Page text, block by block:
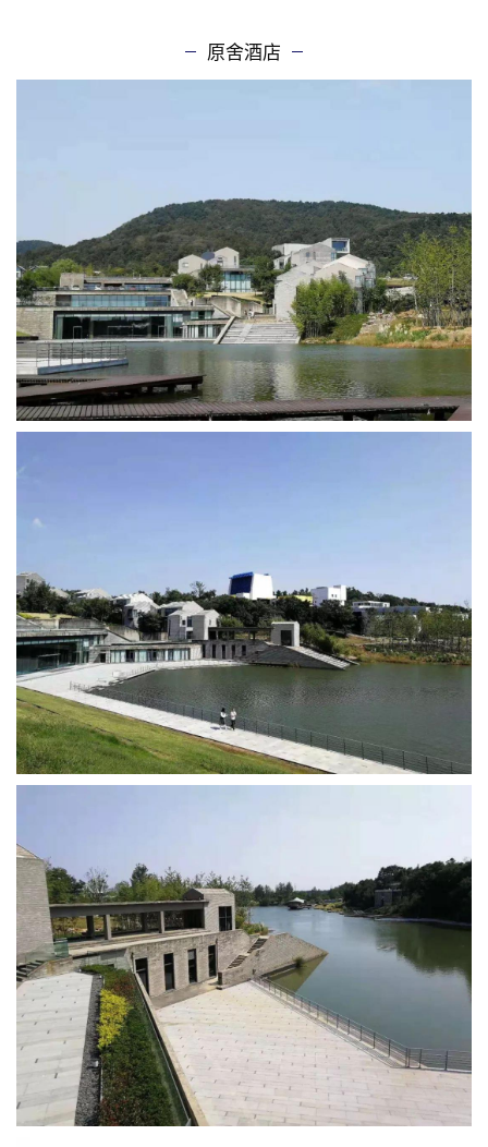
建
筑
设
计
内
计
城
市
与
景
观
专
教
极
速
工
作
流
登录
加上它红黄蓝鲜艳的配色..
第一眼看以为是在致敬蒙德里安